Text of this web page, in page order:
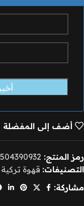
أضف إلى المفضلة
رمز المنتج:
التصنيفات: قهوة تركية
مشاركة: